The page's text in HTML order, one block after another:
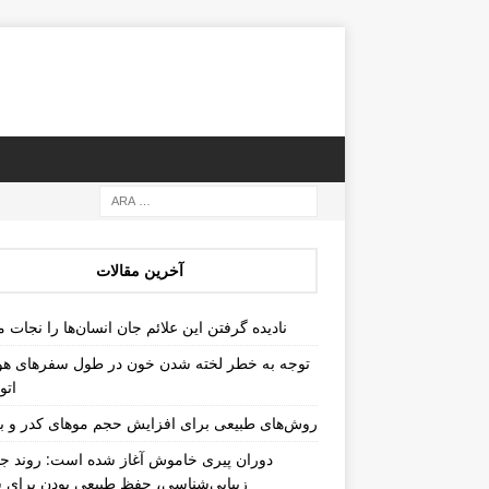
آخرین مقالات
نادیده گرفتن این علائم جان انسان‌ها را
توجه به خطر لخته شدن خون در طول سفرهای
روش‌های طبیعی برای افزایش حجم موهای کدر و
دوران پیری خاموش آغاز شده است: روند
زیبایی‌شناسی، حفظ طبیعی بودن برای